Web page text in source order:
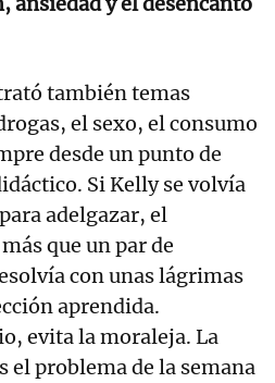
también temas
el sexo, el consumo
desde un punto de
Si Kelly se volvía
adelgazar, el
que un par de
con unas lágrimas
aprendida.
evita la moraleja. La
el problema de la semana